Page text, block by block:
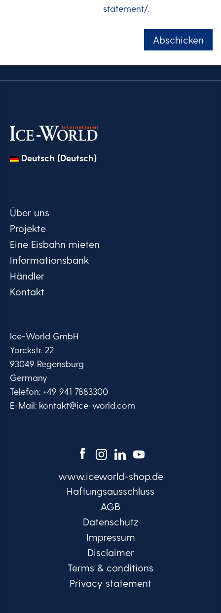
von
Hier
statement/.
Abschicken
Deutsch (Deutsch)
Über uns
Projekte
Eine Eisbahn mieten
Informationsbank
Händler
Kontakt
Ice-World GmbH
Yorckstr. 22
93049 Regensburg
Germany
Telefon: +49 941 7883300
E-Mail: kontakt@ice-world.com
www.iceworld-shop.de
Haftungsausschluss
AGB
Datenschutz
Impressum
Disclaimer
Terms & conditions
Privacy statement